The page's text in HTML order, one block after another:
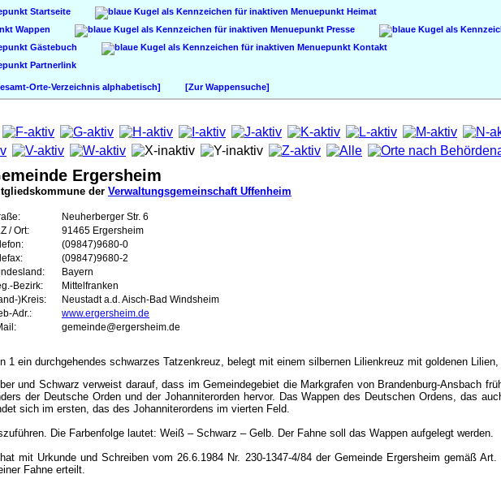
Startseite
Heimat
Wappen
Presse
Gästebuch
Kontakt
Partnerlink
Orte-Verzeichnis alphabetisch] [Zur Wappensuche]
Ergersheim
der Verwaltungsgemeinschaft Uffenheim
Neuherberger Str. 6
/ Ort:
91465 Ergersheim
(09847)9680-0
(09847)9680-2
Bayern
Bezirk:
Mittelfranken
)Kreis:
Neustadt a.d. Aisch-Bad Windsheim
Adr.:
www.ergersheim.de
gemeinde@ergersheim.de
1 ein durchgehendes schwarzes Tatzenkreuz, belegt mit einem silbernen Lilienkreuz mit goldenen
und Schwarz verweist darauf, dass im Gemeindegebiet die Markgrafen von Brandenburg-Ansbach
der Deutsche Orden und der Johanniterorden hervor. Das Wappen des Deutschen Ordens, das
sich im ersten, das des Johanniterordens im vierten Feld.
Die Farbenfolge lautet: Weiß – Schwarz – Gelb. Der Fahne soll das Wappen aufgelegt werden.
mit Urkunde und Schreiben vom 26.6.1984 Nr. 230-1347-4/84 der Gemeinde Ergersheim gemäß
Fahne erteilt.